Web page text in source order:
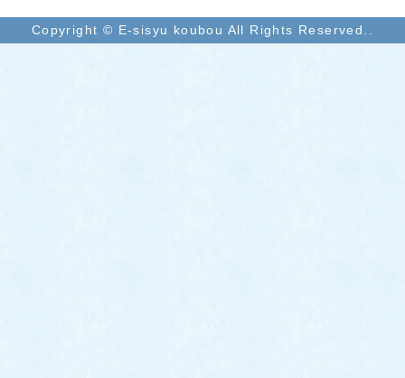
Copyright © E-sisyu koubou All Rights Reserved..